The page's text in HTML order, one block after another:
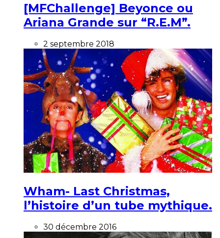
[MFChallenge] Beyonce ou
Ariana Grande sur “R.E.M”.
2 septembre 2018
Wham- Last Christmas,
l’histoire d’un tube mythique.
30 décembre 2016